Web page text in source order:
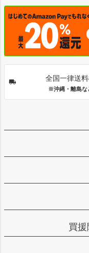
全国一律送
※沖縄・離島
買